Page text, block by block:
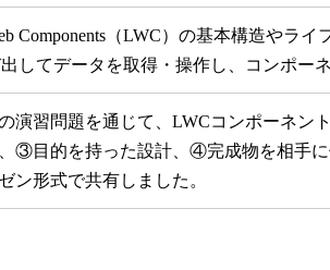
Components（LWC）の基本構造やラ
してデータを取得・操作し、コンポー
演習問題を通じて、LWCコンポーネ
③目的を持った設計、④完成物を相手
ン形式で共有しました。